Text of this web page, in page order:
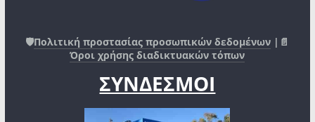
🛡️Πολιτική προστασίας προσωπικών δεδομένων |📄
Όροι χρήσης διαδικτυακών τόπων
ΣΥΝΔΕΣΜΟΙ